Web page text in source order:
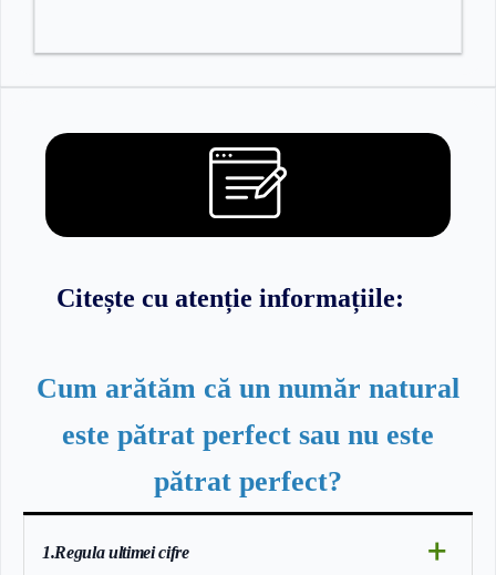
Citește cu atenție informațiile:
Cum arătăm că un număr natural
este pătrat perfect sau nu este
pătrat perfect?
1.Regula ultimei cifre +